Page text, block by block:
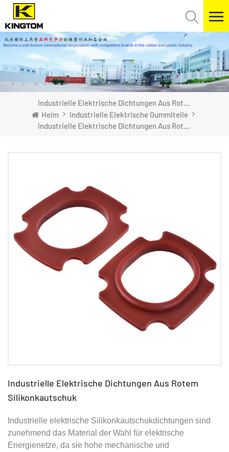
Industrielle Elektrische Dichtungen Aus Rotem Silikonkautschuk
Heim
Industrielle Elektrische Gummiteile
Industrielle Elektrische Dichtungen Aus Rotem Silikonkautschuk
Industrielle Elektrische Dichtungen Aus Rotem
Silikonkautschuk
Industrielle elektrische Silikonkautschukdichtungen sind
zunehmend das Material der Wahl für elektrische
Energienetze, da sie hohe mechanische und